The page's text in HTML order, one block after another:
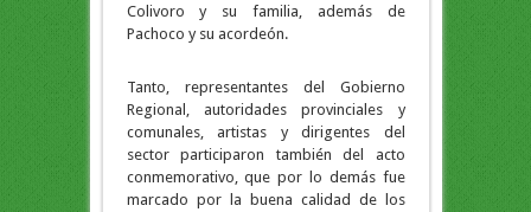
Colivoro y su familia, además de
Pachoco y su acordeón.
Tanto, representantes del Gobierno
Regional, autoridades provinciales y
comunales, artistas y dirigentes del
sector participaron también del acto
conmemorativo, que por lo demás fue
marcado por la buena calidad de los